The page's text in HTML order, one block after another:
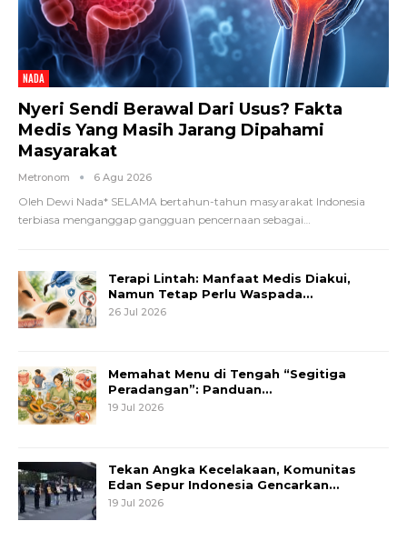
NADA
Nyeri Sendi Berawal Dari Usus? Fakta
Medis Yang Masih Jarang Dipahami
Masyarakat
Metronom 6 Agu 2026
Oleh Dewi Nada* SELAMA bertahun-tahun masyarakat Indonesia
terbiasa menganggap gangguan pencernaan sebagai
Terapi Lintah: Manfaat Medis Diakui,
Namun Tetap Perlu Waspada…
26 Jul 2026
Memahat Menu di Tengah “Segitiga
Peradangan”: Panduan…
19 Jul 2026
Tekan Angka Kecelakaan, Komunitas
Edan Sepur Indonesia Gencarkan…
19 Jul 2026